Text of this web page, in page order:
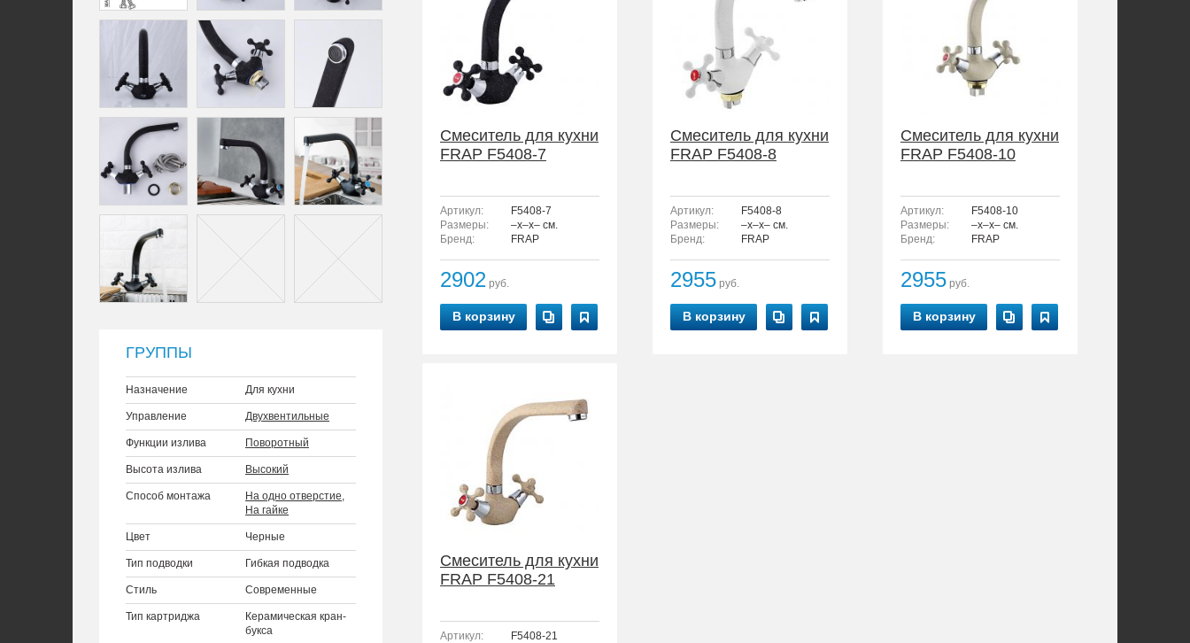
ГРУППЫ
Назначение Для кухни
Управление Двухвентильные
Функции излива Поворотный
Высота излива Высокий
Способ монтажа На одно отверстие,
На гайке
Цвет Черные
Тип подводки Гибкая подводка
Стиль Современные
Тип картриджа
Керамическая кран-
букса
Смеситель для кухни
FRAP F5408-7
Артикул:
F5408-7
Размеры:
–x–x– см.
Бренд:
FRAP
2902 руб.
В корзину
Смеситель для кухни
FRAP F5408-8
Артикул:
F5408-8
Размеры:
–x–x– см.
Бренд:
FRAP
2955 руб.
В корзину
Смеситель для кухни
FRAP F5408-10
Артикул:
F5408-10
Размеры:
–x–x– см.
Бренд:
FRAP
2955 руб.
В корзину
Смеситель для кухни
FRAP F5408-21
Артикул:
F5408-21